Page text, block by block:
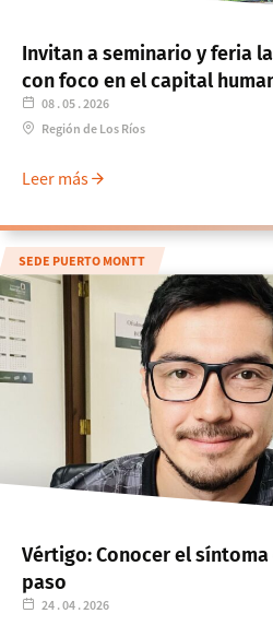
08 . 05 . 2026
Región de Los Ríos
Invitan a seminario y feria
con foco en el capital
Leer más
SEDE PUERTO MONTT
24 . 04 . 2026
Vértigo: Conocer el
paso